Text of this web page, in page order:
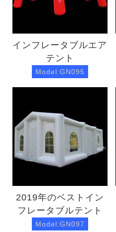
インフレータブルエア
テント
Model:GN095
2019年のベストイン
フレータブルテント
Model:GN097